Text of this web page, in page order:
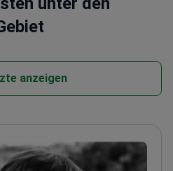
anzeigen